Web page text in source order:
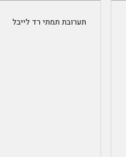
תערובת תמתי רד לייבל